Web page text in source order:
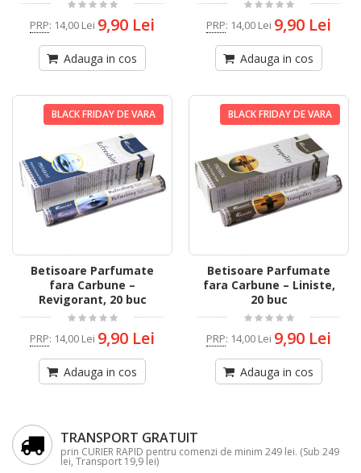
PRP: 14,00 Lei 9,90 Lei
Adauga in cos
PRP: 14,00 Lei 9,90 Lei
Adauga in cos
BLACK FRIDAY DE VARA
Betisoare Parfumate
fara Carbune –
Revigorant, 20 buc
PRP: 14,00 Lei 9,90 Lei
Adauga in cos
BLACK FRIDAY DE VARA
Betisoare Parfumate
fara Carbune – Liniste,
20 buc
PRP: 14,00 Lei 9,90 Lei
Adauga in cos
TRANSPORT GRATUIT
prin CURIER RAPID pentru comenzi de minim 249 lei. (Sub 249
lei, Transport 19,9 lei)